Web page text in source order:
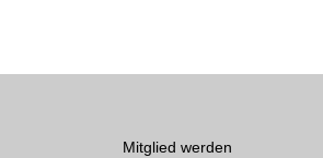
Mitglied werden